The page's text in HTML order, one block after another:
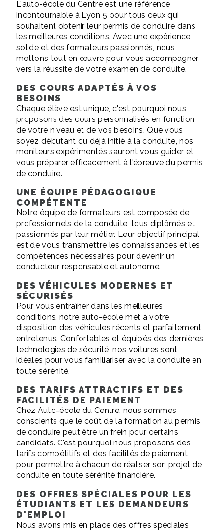
L'auto-école du Centre est une référence
incontournable à Lyon 5 pour tous ceux qui
souhaitent obtenir leur permis de conduire dans
les meilleures conditions. Avec une expérience
solide et des formateurs passionnés, nous
mettons tout en œuvre pour vous accompagner
vers la réussite de votre examen de conduite.
DES COURS ADAPTÉS À VOS
BESOINS
Chaque élève est unique, c'est pourquoi nous
proposons des cours personnalisés en fonction
de votre niveau et de vos besoins. Que vous
soyez débutant ou déjà initié à la conduite, nos
moniteurs expérimentés sauront vous guider et
vous préparer efficacement à l'épreuve du permis
de conduire.
UNE ÉQUIPE PÉDAGOGIQUE
COMPÉTENTE
Notre équipe de formateurs est composée de
professionnels de la conduite, tous diplômés et
passionnés par leur métier. Leur objectif principal
est de vous transmettre les connaissances et les
compétences nécessaires pour devenir un
conducteur responsable et autonome.
DES VÉHICULES MODERNES ET
SÉCURISÉS
Pour vous entraîner dans les meilleures
conditions, notre auto-école met à votre
disposition des véhicules récents et parfaitement
entretenus. Confortables et équipés des dernières
technologies de sécurité, nos voitures sont
idéales pour vous familiariser avec la conduite en
toute sérénité.
DES TARIFS ATTRACTIFS ET DES
FACILITÉS DE PAIEMENT
Chez Auto-école du Centre, nous sommes
conscients que le coût de la formation au permis
de conduire peut être un frein pour certains
candidats. C'est pourquoi nous proposons des
tarifs compétitifs et des facilités de paiement
pour permettre à chacun de réaliser son projet de
conduite en toute sérénité financière.
DES OFFRES SPÉCIALES POUR LES
ÉTUDIANTS ET LES DEMANDEURS
D'EMPLOI
Nous avons mis en place des offres spéciales